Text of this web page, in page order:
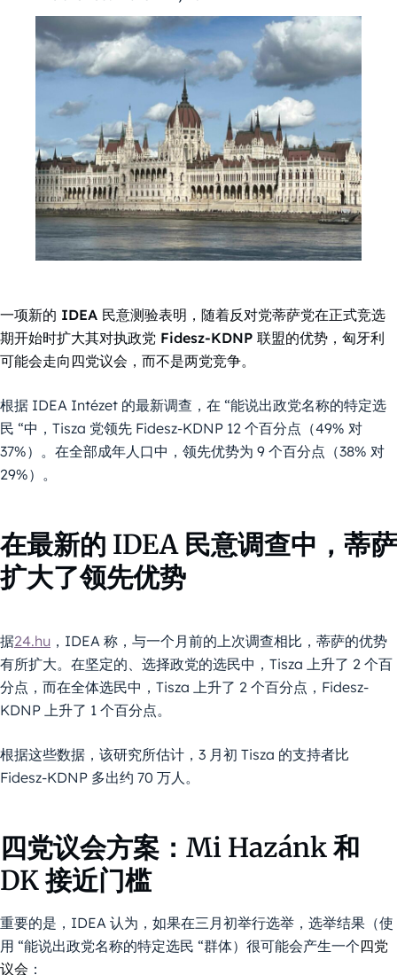
一项新的 IDEA 民意测验表明，随着反对党蒂萨党在正式竞选
期开始时扩大其对执政党 Fidesz-KDNP 联盟的优势，匈牙利
可能会走向四党议会，而不是两党竞争。
根据 IDEA Intézet 的最新调查，在 “能说出政党名称的特定选
民 “中，Tisza 党领先 Fidesz-KDNP 12 个百分点（49% 对
37%）。在全部成年人口中，领先优势为 9 个百分点（38% 对
29%）。
在最新的 IDEA 民意调查中，蒂萨
扩大了领先优势
据24.hu ，IDEA 称，与一个月前的上次调查相比，蒂萨的优势
有所扩大。在坚定的、选择政党的选民中，Tisza 上升了 2 个百
分点，而在全体选民中，Tisza 上升了 2 个百分点，Fidesz-
KDNP 上升了 1 个百分点。
根据这些数据，该研究所估计，3 月初 Tisza 的支持者比
Fidesz-KDNP 多出约 70 万人。
四党议会方案：Mi Hazánk 和
DK 接近门槛
重要的是，IDEA 认为，如果在三月初举行选举，选举结果（使
用 “能说出政党名称的特定选民 “群体）很可能会产生一个四党
议会 ：